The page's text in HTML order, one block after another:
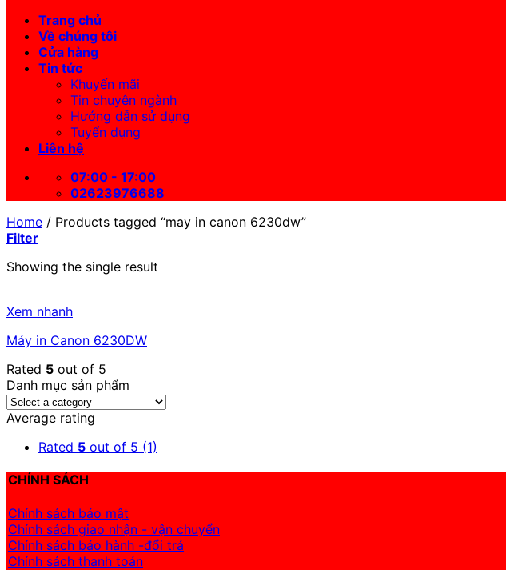
Trang chủ
Về chúng tôi
Cửa hàng
Tin tức
Khuyến mãi
Tin chuyên ngành
Hướng dẫn sử dụng
Tuyển dụng
Liên hệ
07:00 - 17:00
02623976688
Home / Products tagged “may in canon 6230dw”
Filter
Showing the single result
Xem nhanh
Máy in Canon 6230DW
Rated 5 out of 5
Danh mục sản phẩm
Average rating
Rated 5 out of 5 (1)
CHÍNH SÁCH
Chính sách bảo mật
Chính sách giao nhận - vận chuyển
Chính sách bảo hành -đổi trả
Chính sách thanh toán